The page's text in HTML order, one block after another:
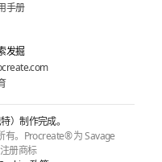
手册
发掘
）制作完成。
有。Procreate® 为 Savage
册商标